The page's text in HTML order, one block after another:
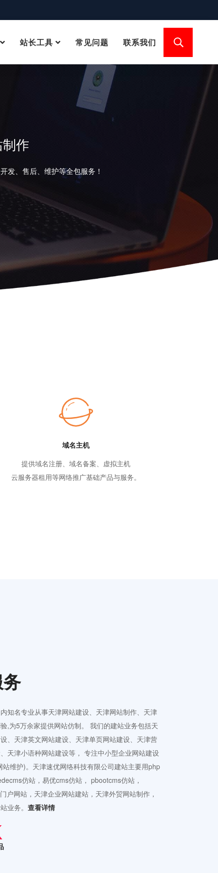
站长工具 常见问题 联系我们
作
发、售后、维护等全包服务！
域名主机
提供域名注册、域名备案、虚拟主机
云服务器租用等网络推广基础产品与服务。
知名专业从事天津网站建设、天津网站制作、天津
,为5万余家提供网站仿制。 我们的建站业务包括天
、天津英文网站建设、天津单页网站建设、天津营
天津小语种网站建设等， 专注中小型企业网站建设
维护)。天津速优网络科技有限公司建站主要用php
仿站，易优cms仿站， pbootcms仿站，
户网站，天津企业网站建站，天津外贸网站制作，
业务。 查看详情